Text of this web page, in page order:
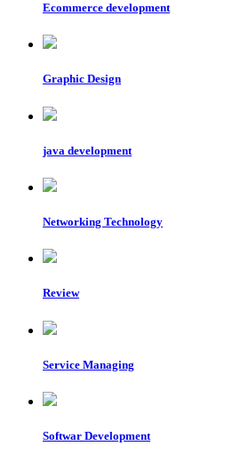
Ecommerce development
Graphic Design
java development
Networking Technology
Review
Service Managing
Softwar Development